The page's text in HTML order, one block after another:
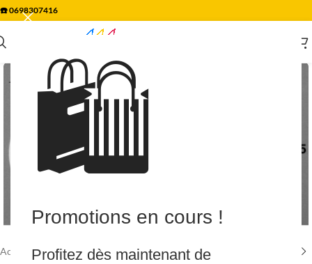
🛍️
Promotions en cours !
Profitez dès maintenant de
☎️0698307416
Accueil/Piscine & Spa/Accessoires & Divers